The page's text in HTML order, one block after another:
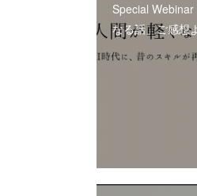
Special Webinar
なる話」ご感想